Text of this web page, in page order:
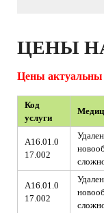
ЦЕНЫ
Цены актуальны
Код
услуги
A16.01.0
17.002
A16.01.0
17.002